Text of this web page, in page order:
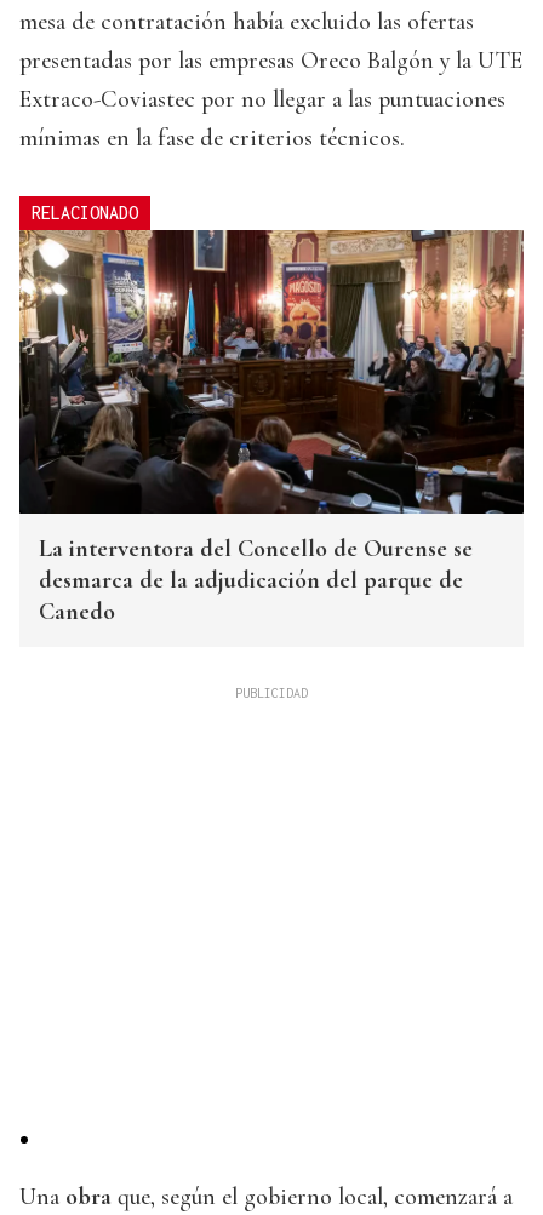
mesa de contratación había excluido las ofertas
presentadas por las empresas Oreco Balgón y la UTE
Extraco-Coviastec por no llegar a las puntuaciones
mínimas en la fase de criterios técnicos.
RELACIONADO
La interventora del Concello de Ourense se
desmarca de la adjudicación del parque de
Canedo
Una obra que, según el gobierno local, comenzará a